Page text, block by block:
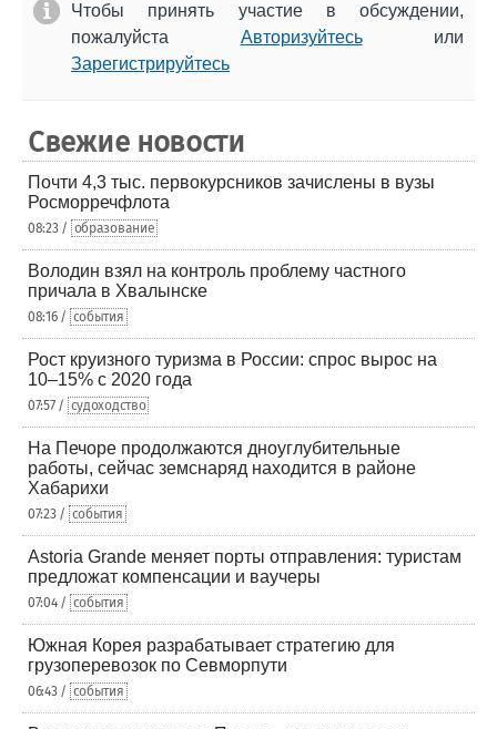
Чтобы принять участие в обсуждении,
пожалуйста Авторизуйтесьили
Зарегистрируйтесь
Свежие новости
Почти 4,3 тыс. первокурсников зачислены в вузы
Росморречфлота
08:23 / образование
Володин взял на контроль проблему частного
причала в Хвалынске
08:16 / события
Рост круизного туризма в России: спрос вырос на
10–15% с 2020 года
07:57 / судоходство
На Печоре продолжаются дноуглубительные
работы, сейчас земснаряд находится в районе
Хабарихи
07:23 / события
Astoria Grande меняет порты отправления: туристам
предложат компенсации и ваучеры
07:04 / события
Южная Корея разрабатывает стратегию для
грузоперевозок по Севморпути
06:43 / события